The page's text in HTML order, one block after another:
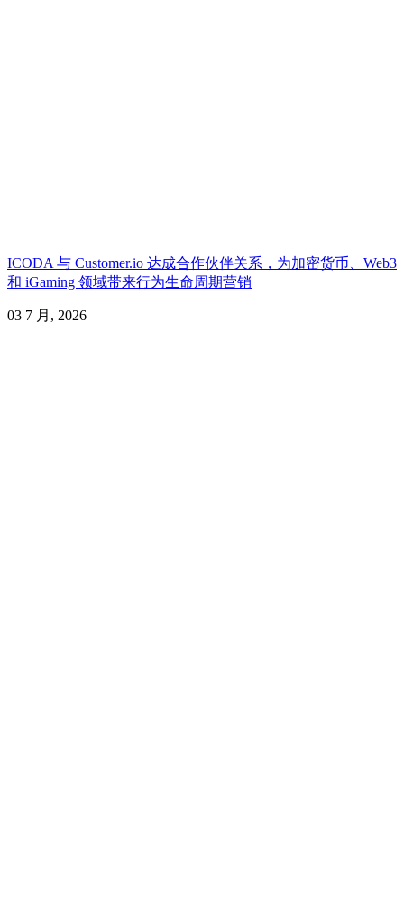
ICODA 与 Customer.io 达成合作伙伴关系，为加密货币、Web3
和 iGaming 领域带来行为生命周期营销
03 7 月, 2026